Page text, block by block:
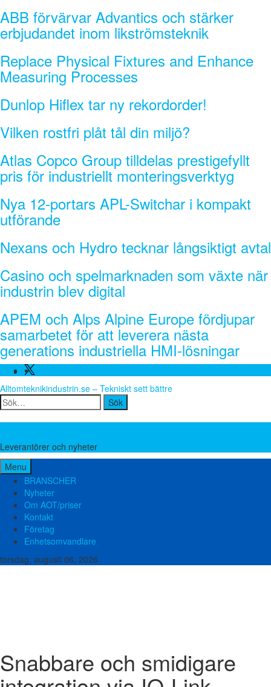
ABB förvärvar Advantics och stärker
erbjudandet inom likströmsteknik
Replace Physical Fixtures and Enhance
Measuring Processes
Dunlop Hiflex tar ny rekordorder!
Vilken rostfri plåt tål din miljö?
Atlas Copco Group tilldelas prestigefyllt
pris för industriellt monteringsverktyg
Nya 12-portars APL-Switchar i kompakt
utförande
Nexans och Hydro tecknar långsiktigt avtal
Casino och spelmarknaden som växte när
industrin blev digital
APEM och Alps Alpine Europe fördjupar
samarbetet för att leverera nästa
generations industriella HMI-lösningar
Facebook
Twitter
Alltomteknikindustrin.se – Tekniskt sett bättre
Search
Leverantörer och nyheter
Menu
BRANSCHER
Nyheter
Om AOT/priser
Kontakt
Företag
Enhetsomvandlare
torsdag, augusti 06, 2026
Snabbare och smidigare